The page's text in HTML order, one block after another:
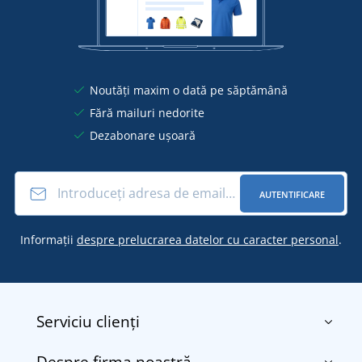
Noutăți maxim o dată pe săptămână
Fără mailuri nedorite
Dezabonare ușoară
AUTENTIFICARE
Informații despre prelucrarea datelor cu caracter personal.
Serviciu clienți